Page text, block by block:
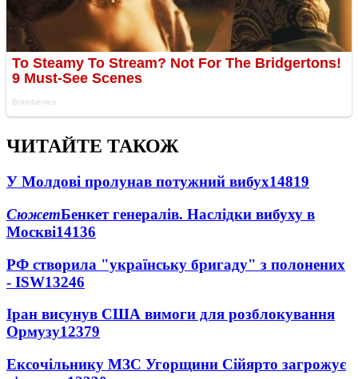
ЧИТАЙТЕ ТАКОЖ
У Молдові пролунав потужний вибух14819
СюжетБенкет генералів. Наслідки вибуху в
Москві14136
РФ створила "українську бригаду" з полонених
- ISW13246
Іран висунув США вимоги для розблокування
Ормузу12379
Ексочільнику МЗС Угорщини Сійярто загрожує